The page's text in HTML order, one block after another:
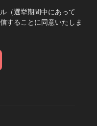
（選挙期間中にあって
することに同意いたしま